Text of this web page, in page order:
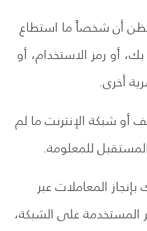
أن شخصاً ما استطاع
أو رمز الاستخدام، أو
أخرى.
أو شبكة الإنترنت ما لم
للمعلومة.
المعاملات عبر
المستخدمة على الشبكة،